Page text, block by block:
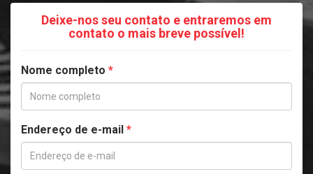
Deixe-nos seu contato e entraremos em
contato o mais breve possível!
Nome completo *
Endereço de e-mail *